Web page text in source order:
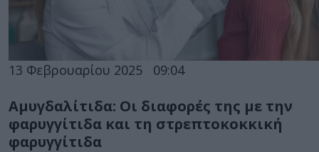
13 Φεβρουαρίου 2025 09:04
​Αμυγδαλίτιδα: Οι διαφορές της με την
φαρυγγίτιδα και τη στρεπτοκοκκική
φαρυγγίτιδα